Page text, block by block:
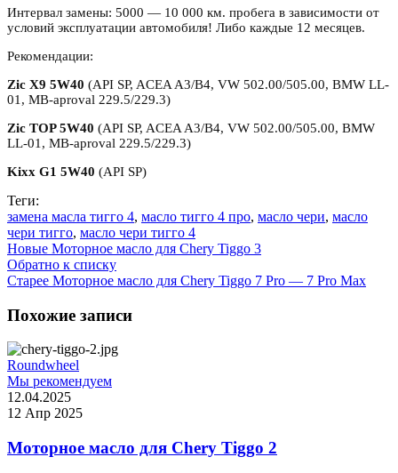
Интервал замены: 5000 — 10 000 км. пробега в зависимости от
условий эксплуатации автомобиля! Либо каждые 12 месяцев.
Рекомендации:
Zic X9 5W40 (API SP, ACEA A3/B4, VW 502.00/505.00, BMW LL-
01, MB-aproval 229.5/229.3)
Zic TOP 5W40 (API SP, ACEA A3/B4, VW 502.00/505.00, BMW
LL-01, MB-aproval 229.5/229.3)
Kixx G1 5W40 (API SP)
Теги:
замена масла тигго 4, масло тигго 4 про, масло чери, масло
чери тигго, масло чери тигго 4
Новые Моторное масло для Chery Tiggo 3
Обратно к списку
Старее Моторное масло для Chery Tiggo 7 Pro — 7 Pro Max
Похожие записи
Roundwheel
Мы рекомендуем
12.04.2025
12 Апр 2025
Моторное масло для Chery Tiggo 2